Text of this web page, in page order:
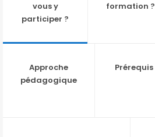
vous y
participer ?
formation ?
Approche
pédagogique
Prérequis